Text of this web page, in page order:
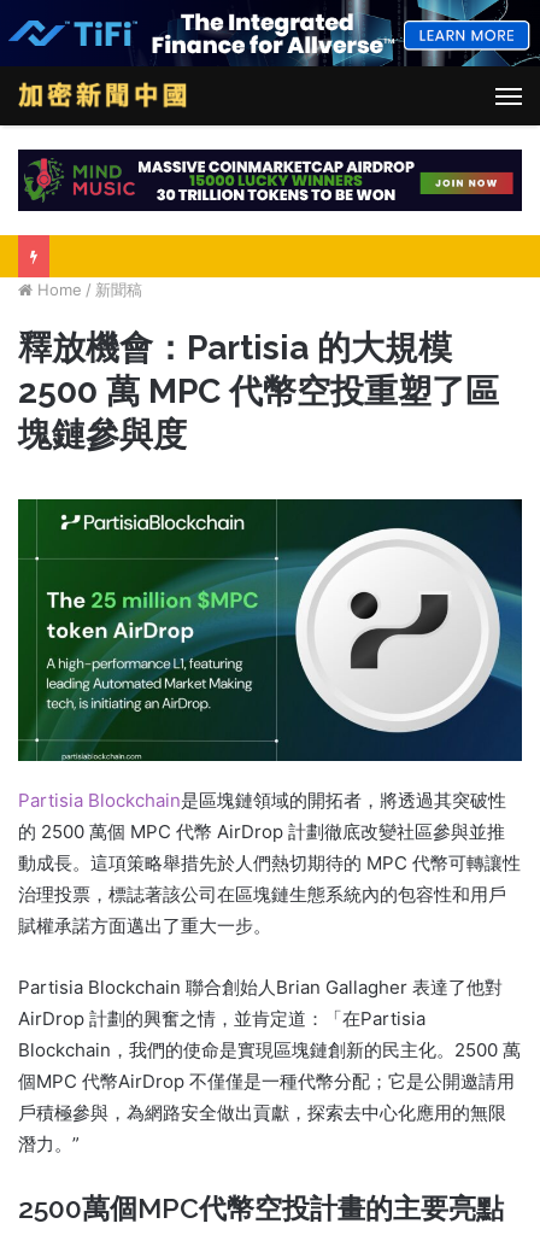
Home / 新聞稿
釋放機會：Partisia 的大規模
2500 萬 MPC 代幣空投重塑了區
塊鏈參與度
Partisia Blockchain是區塊鏈領域的開拓者，將透過其突破性
的 2500 萬個 MPC 代幣 AirDrop 計劃徹底改變社區參與並推
動成長。這項策略舉措先於人們熱切期待的 MPC 代幣可轉讓性
治理投票，標誌著該公司在區塊鏈生態系統內的包容性和用戶
賦權承諾方面邁出了重大一步。
Partisia Blockchain 聯合創始人Brian Gallagher 表達了他對
AirDrop 計劃的興奮之情，並肯定道：「在Partisia
Blockchain，我們的使命是實現區塊鏈創新的民主化。2500 萬
個MPC 代幣AirDrop 不僅僅是一種代幣分配；它是公開邀請用
戶積極參與，為網路安全做出貢獻，探索去中心化應用的無限
潛力。”
2500萬個MPC代幣空投計畫的主要亮點